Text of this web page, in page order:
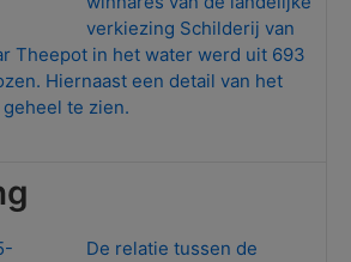
verkiezing Schilderij van
Theepot in het water werd uit 693
Hiernaast een detail van het
te zien.
De relatie tussen de